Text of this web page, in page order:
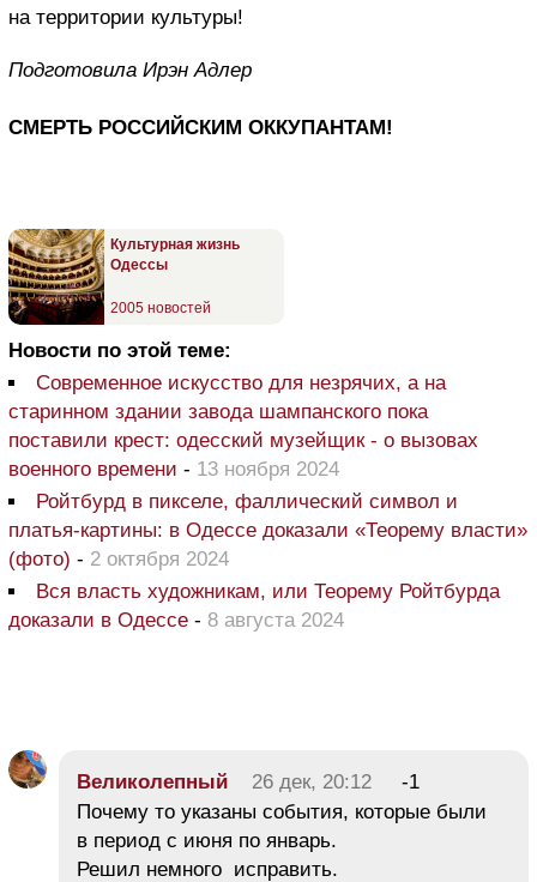
на территории культуры!
Подготовила Ирэн Адлер
СМЕРТЬ РОССИЙСКИМ ОККУПАНТАМ!
Культурная жизнь
Одессы
2005 новостей
Новости по этой теме:
Современное искусство для незрячих, а на
старинном здании завода шампанского пока
поставили крест: одесский музейщик - о вызовах
военного времени - 13 ноября 2024
Ройтбурд в пикселе, фаллический символ и
платья-картины: в Одессе доказали «Теорему власти»
(фото) - 2 октября 2024
Вся власть художникам, или Теорему Ройтбурда
доказали в Одессе - 8 августа 2024
Великолепный 26 дек, 20:12
-1
Почему то указаны события, которые были
в период с июня по январь.
Решил немного исправить.